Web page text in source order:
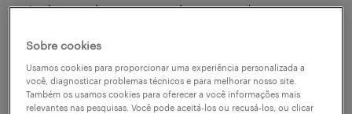
ajudante de carga e descarga |
jardim novo mundo, goiás
permanente
Sobre cookies
Usamos cookies para proporcionar uma experiência personalizada a
você, diagnosticar problemas técnicos e para melhorar nosso site.
Também os usamos cookies para oferecer a você informações mais
relevantes nas pesquisas. Você pode aceitá-los ou recusá-los, ou clicar